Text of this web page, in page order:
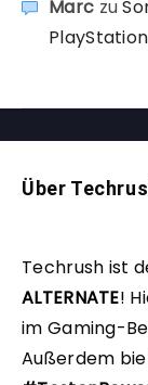
Marc zu
Über
Techrush ist
ALTERNATE!
im Gaming-
Außerdem